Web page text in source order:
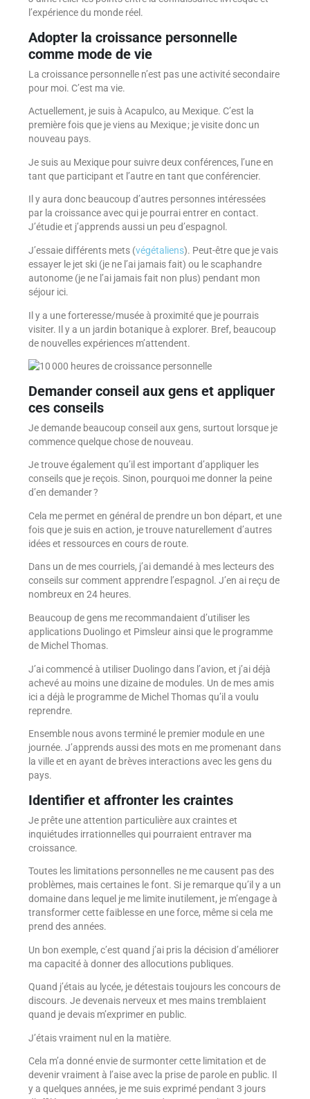
l’expérience du monde réel.
Adopter la croissance personnelle
comme mode de vie
La croissance personnelle n’est pas une activité secondaire
pour moi. C’est ma vie.
Actuellement, je suis à Acapulco, au Mexique. C’est la
première fois que je viens au Mexique ; je visite donc un
nouveau pays.
Je suis au Mexique pour suivre deux conférences, l’une en
tant que participant et l’autre en tant que conférencier.
Il y aura donc beaucoup d’autres personnes intéressées
par la croissance avec qui je pourrai entrer en contact.
J’étudie et j’apprends aussi un peu d’espagnol.
J’essaie différents mets (végétaliens). Peut-être que je vais
essayer le jet ski (je ne l’ai jamais fait) ou le scaphandre
autonome (je ne l’ai jamais fait non plus) pendant mon
séjour ici.
Il y a une forteresse/musée à proximité que je pourrais
visiter. Il y a un jardin botanique à explorer. Bref, beaucoup
de nouvelles expériences m’attendent.
Demander conseil aux gens et appliquer
ces conseils
Je demande beaucoup conseil aux gens, surtout lorsque je
commence quelque chose de nouveau.
Je trouve également qu’il est important d’appliquer les
conseils que je reçois. Sinon, pourquoi me donner la peine
d’en demander ?
Cela me permet en général de prendre un bon départ, et une
fois que je suis en action, je trouve naturellement d’autres
idées et ressources en cours de route.
Dans un de mes courriels, j’ai demandé à mes lecteurs des
conseils sur comment apprendre l’espagnol. J’en ai reçu de
nombreux en 24 heures.
Beaucoup de gens me recommandaient d’utiliser les
applications Duolingo et Pimsleur ainsi que le programme
de Michel Thomas.
J’ai commencé à utiliser Duolingo dans l’avion, et j’ai déjà
achevé au moins une dizaine de modules. Un de mes amis
ici a déjà le programme de Michel Thomas qu’il a voulu
reprendre.
Ensemble nous avons terminé le premier module en une
journée. J’apprends aussi des mots en me promenant dans
la ville et en ayant de brèves interactions avec les gens du
pays.
Identifier et affronter les craintes
Je prête une attention particulière aux craintes et
inquiétudes irrationnelles qui pourraient entraver ma
croissance.
Toutes les limitations personnelles ne me causent pas des
problèmes, mais certaines le font. Si je remarque qu’il y a un
domaine dans lequel je me limite inutilement, je m’engage à
transformer cette faiblesse en une force, même si cela me
prend des années.
Un bon exemple, c’est quand j’ai pris la décision d’améliorer
ma capacité à donner des allocutions publiques.
Quand j’étais au lycée, je détestais toujours les concours de
discours. Je devenais nerveux et mes mains tremblaient
quand je devais m’exprimer en public.
J’étais vraiment nul en la matière.
Cela m’a donné envie de surmonter cette limitation et de
devenir vraiment à l’aise avec la prise de parole en public. Il
y a quelques années, je me suis exprimé pendant 3 jours